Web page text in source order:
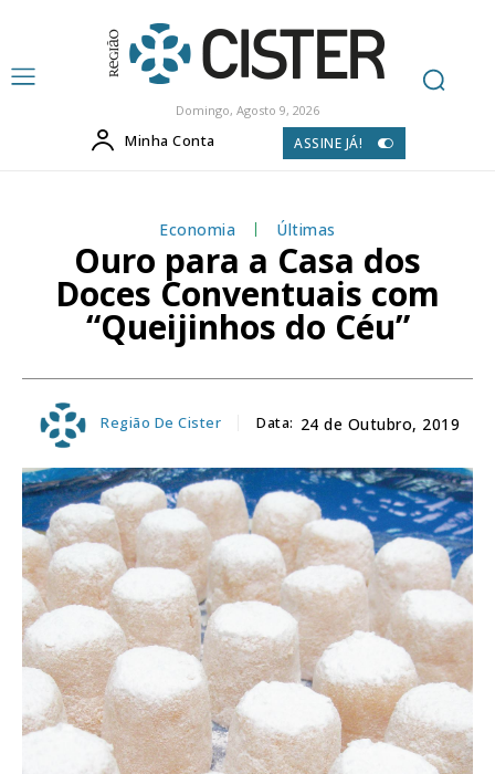
Domingo, Agosto 9, 2026
Minha Conta ASSINE JÁ!
Economia Últimas
Ouro para a Casa dos
Doces Conventuais com
“Queijinhos do Céu”
Região De Cister Data: 24 de Outubro, 2019